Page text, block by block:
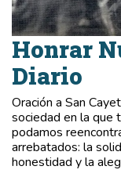
Honrar
Diario
Oración a San
sociedad en la que
podamos
arrebatados: la
honestidad y la